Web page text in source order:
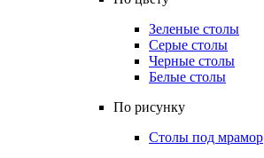
Зеленые столы
Серые столы
Черные столы
Белые столы
По рисунку
Столы под мрамор